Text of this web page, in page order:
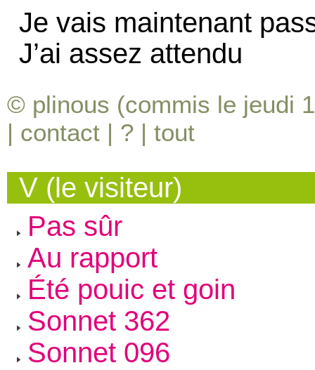
Je vais maintenant
J’ai assez attendu
© plinous (commis le jeudi
| contact | ? | tout
V (le visiteur)
Pas sûr
Au rapport
Été pouic et goin
Sonnet 362
Sonnet 096